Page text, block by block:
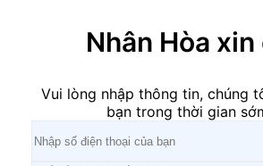
Nhân Hòa xin
Vui lòng nhập thông tin, chúng
bạn trong thời gian